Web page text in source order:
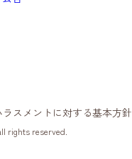
スメントに対する基本方針
rights reserved.